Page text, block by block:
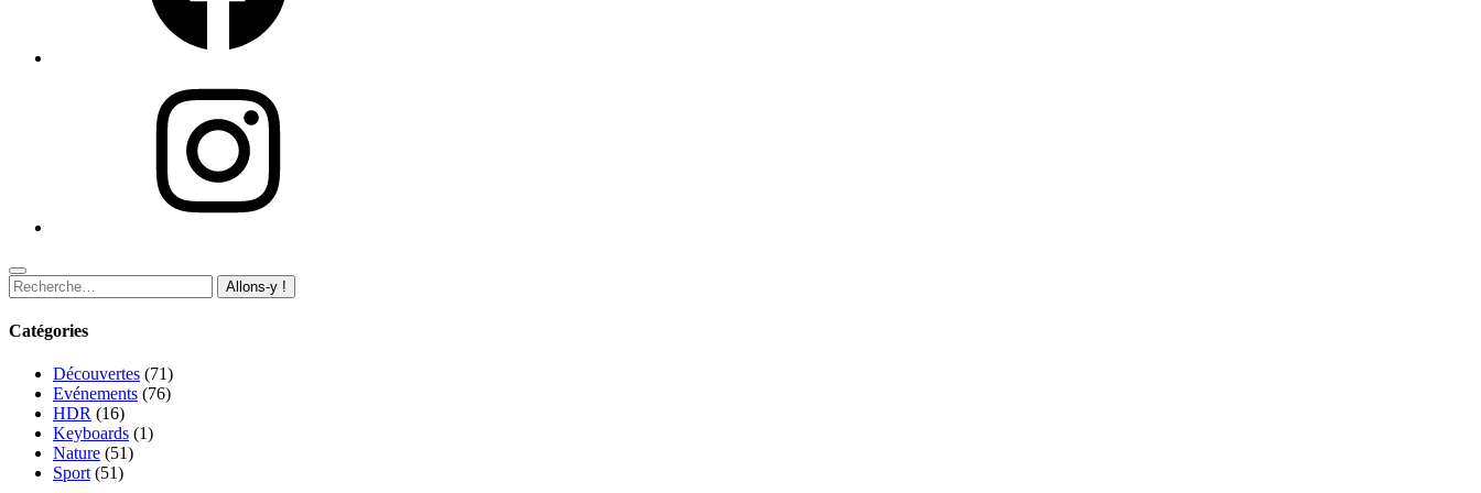
Recherche
pour
:Catégories
Découvertes (71)
Evénements (76)
HDR (16)
Keyboards (1)
Nature (51)
Sport (51)